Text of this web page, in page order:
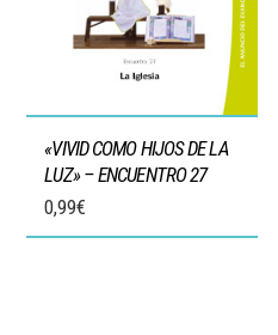
«VIVID COMO HIJOS DE LA
LUZ» – ENCUENTRO 27
0,99€